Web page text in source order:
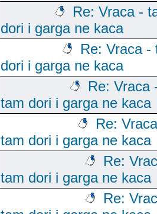
Re: Vraca -
dori i garga ne kaca
Re: Vraca -
dori i garga ne kaca
Re: Vraca
tam dori i garga ne kaca
Re:
tam dori i garga ne kaca
Re:
tam dori i garga ne kaca
Re: